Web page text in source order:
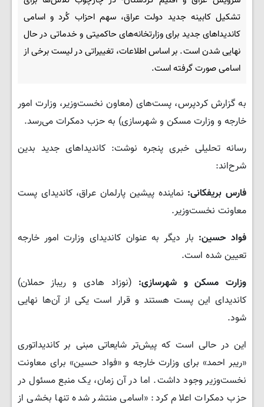
تشکیل کابینه جدید دولت عراق، سهم احزاب کُرد و اسامی
کاندیداهای جدید برای وزارتخانه‌های حاکمیتی و خدماتی در حال
نهایی شدن است. بر اساس اطلاعات، تغییراتی در لیست برخی از
اسامی صورت گرفته است.
به گزارش کردپرس، پست‌های (معاون نخست‌وزیر، وزارت امور
خارجه و وزارت مسکن و شهرسازی) به حزب دمکرات می‌رسد.
رسانه تحلیلی خبری پنجره نوشت: کاندیداهای جدید بدین
شرح‌اند:
فارس بریفکانی: نماینده پیشین پارلمان عراق، کاندیدای پست
معاونت نخست‌وزیر.
فواد حسین: بار دیگر به عنوان کاندیدای وزارت امور خارجه
تعیین شده است.
وزارت مسکن و شهرسازی: (نوزاد هادی و ریباز حملان)
کاندیدای این پست هستند و قرار است یکی از آن‌ها نهایی
شود.
​این در حالی است که پیش‌تر شایعاتی مبنی بر کاندیداتوری
«ریبر احمد» برای وزارت خارجه و «فواد حسین» برای معاونت
نخست‌وزیر وجود داشت. اما در آن زمان، یک منبع مسئول در
حزب دمکرات اعلام کرد: «اسامی منتشر شده تنها بخشی از